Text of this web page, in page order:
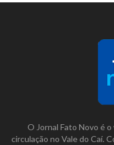
O Jornal Fato Novo é
circulação no Vale do Caí.